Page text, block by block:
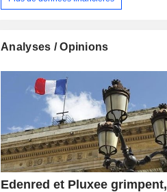
Analyses / Opinions
Edenred et Pluxee grimpent,